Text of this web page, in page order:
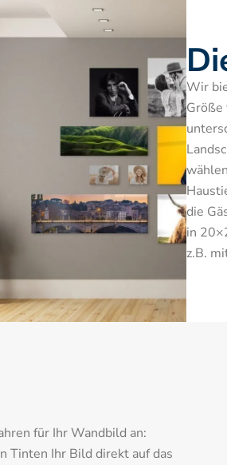
Wir
Größe
die
in
z.B.
für Ihr Wandbild an:
Tinten Ihr Bild direkt auf das